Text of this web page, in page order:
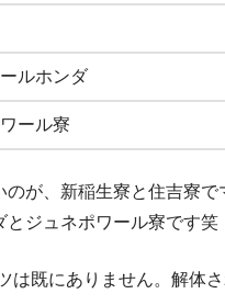
ルホンダ
ール寮
のが、新稲生寮と住吉寮で
とジュネポワール寮です笑
は既にありません。解体